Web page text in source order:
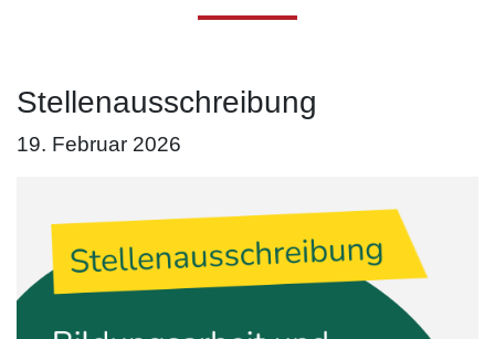
Stellenausschreibung
19. Februar 2026